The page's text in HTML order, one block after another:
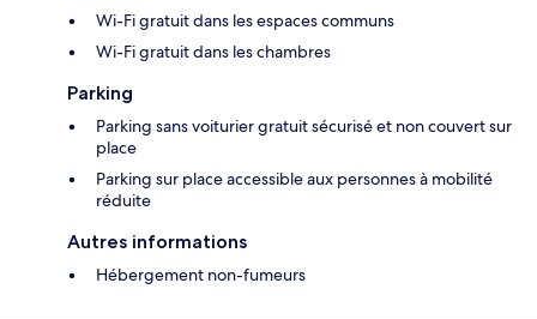
Wi-Fi gratuit dans les espaces communs
Wi-Fi gratuit dans les chambres
Parking
Parking sans voiturier gratuit sécurisé et non couvert sur
place
Parking sur place accessible aux personnes à mobilité
réduite
Autres informations
Hébergement non-fumeurs